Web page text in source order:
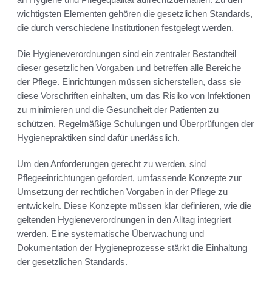
wichtigsten Elementen gehören die gesetzlichen Standards,
die durch verschiedene Institutionen festgelegt werden.
Die Hygieneverordnungen sind ein zentraler Bestandteil
dieser gesetzlichen Vorgaben und betreffen alle Bereiche
der Pflege. Einrichtungen müssen sicherstellen, dass sie
diese Vorschriften einhalten, um das Risiko von Infektionen
zu minimieren und die Gesundheit der Patienten zu
schützen. Regelmäßige Schulungen und Überprüfungen der
Hygienepraktiken sind dafür unerlässlich.
Um den Anforderungen gerecht zu werden, sind
Pflegeeinrichtungen gefordert, umfassende Konzepte zur
Umsetzung der rechtlichen Vorgaben in der Pflege zu
entwickeln. Diese Konzepte müssen klar definieren, wie die
geltenden Hygieneverordnungen in den Alltag integriert
werden. Eine systematische Überwachung und
Dokumentation der Hygieneprozesse stärkt die Einhaltung
der gesetzlichen Standards.